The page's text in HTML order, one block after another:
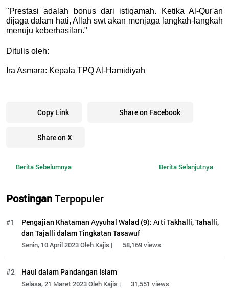
"Prestasi adalah bonus dari istiqamah. Ketika Al-Qur'an
dijaga dalam hati, Allah swt akan menjaga langkah-langkah
menuju keberhasilan."
Ditulis oleh:
Ira Asmara: Kepala TPQ Al-Hamidiyah
Copy Link Share on Facebook
Share on X
Berita Sebelumnya Berita Selanjutnya
PostinganTerpopuler
#1
Pengajian Khataman Ayyuhal Walad (9): Arti Takhalli, Tahalli,
dan Tajalli dalam Tingkatan Tasawuf
Senin, 10 April 2023 Oleh Kajis | 58,169 views
#2 Haul dalam Pandangan Islam
Selasa, 21 Maret 2023 Oleh Kajis | 31,551 views